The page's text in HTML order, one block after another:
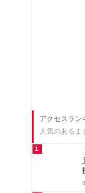
アクセスラン
人気のあるま
1